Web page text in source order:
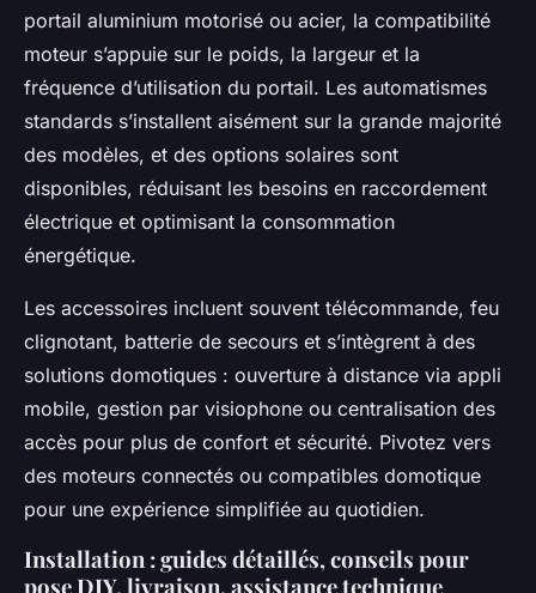
portail aluminium motorisé ou acier, la compatibilité
moteur s’appuie sur le poids, la largeur et la
fréquence d’utilisation du portail. Les automatismes
standards s’installent aisément sur la grande majorité
des modèles, et des options solaires sont
disponibles, réduisant les besoins en raccordement
électrique et optimisant la consommation
énergétique.
Les accessoires incluent souvent télécommande, feu
clignotant, batterie de secours et s’intègrent à des
solutions domotiques : ouverture à distance via appli
mobile, gestion par visiophone ou centralisation des
accès pour plus de confort et sécurité. Pivotez vers
des moteurs connectés ou compatibles domotique
pour une expérience simplifiée au quotidien.
Installation : guides détaillés, conseils pour
pose DIY, livraison, assistance technique